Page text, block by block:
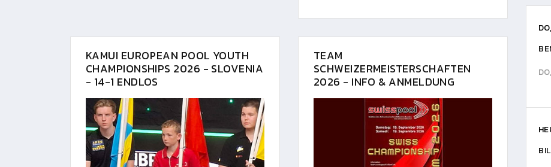
KAMUI EUROPEAN POOL YOUTH
CHAMPIONSHIPS 2026 - SLOVENIA
- 14-1 ENDLOS
TEAM
SCHWEIZERMEISTERSCHAFTEN
2026 - INFO & ANMELDUNG